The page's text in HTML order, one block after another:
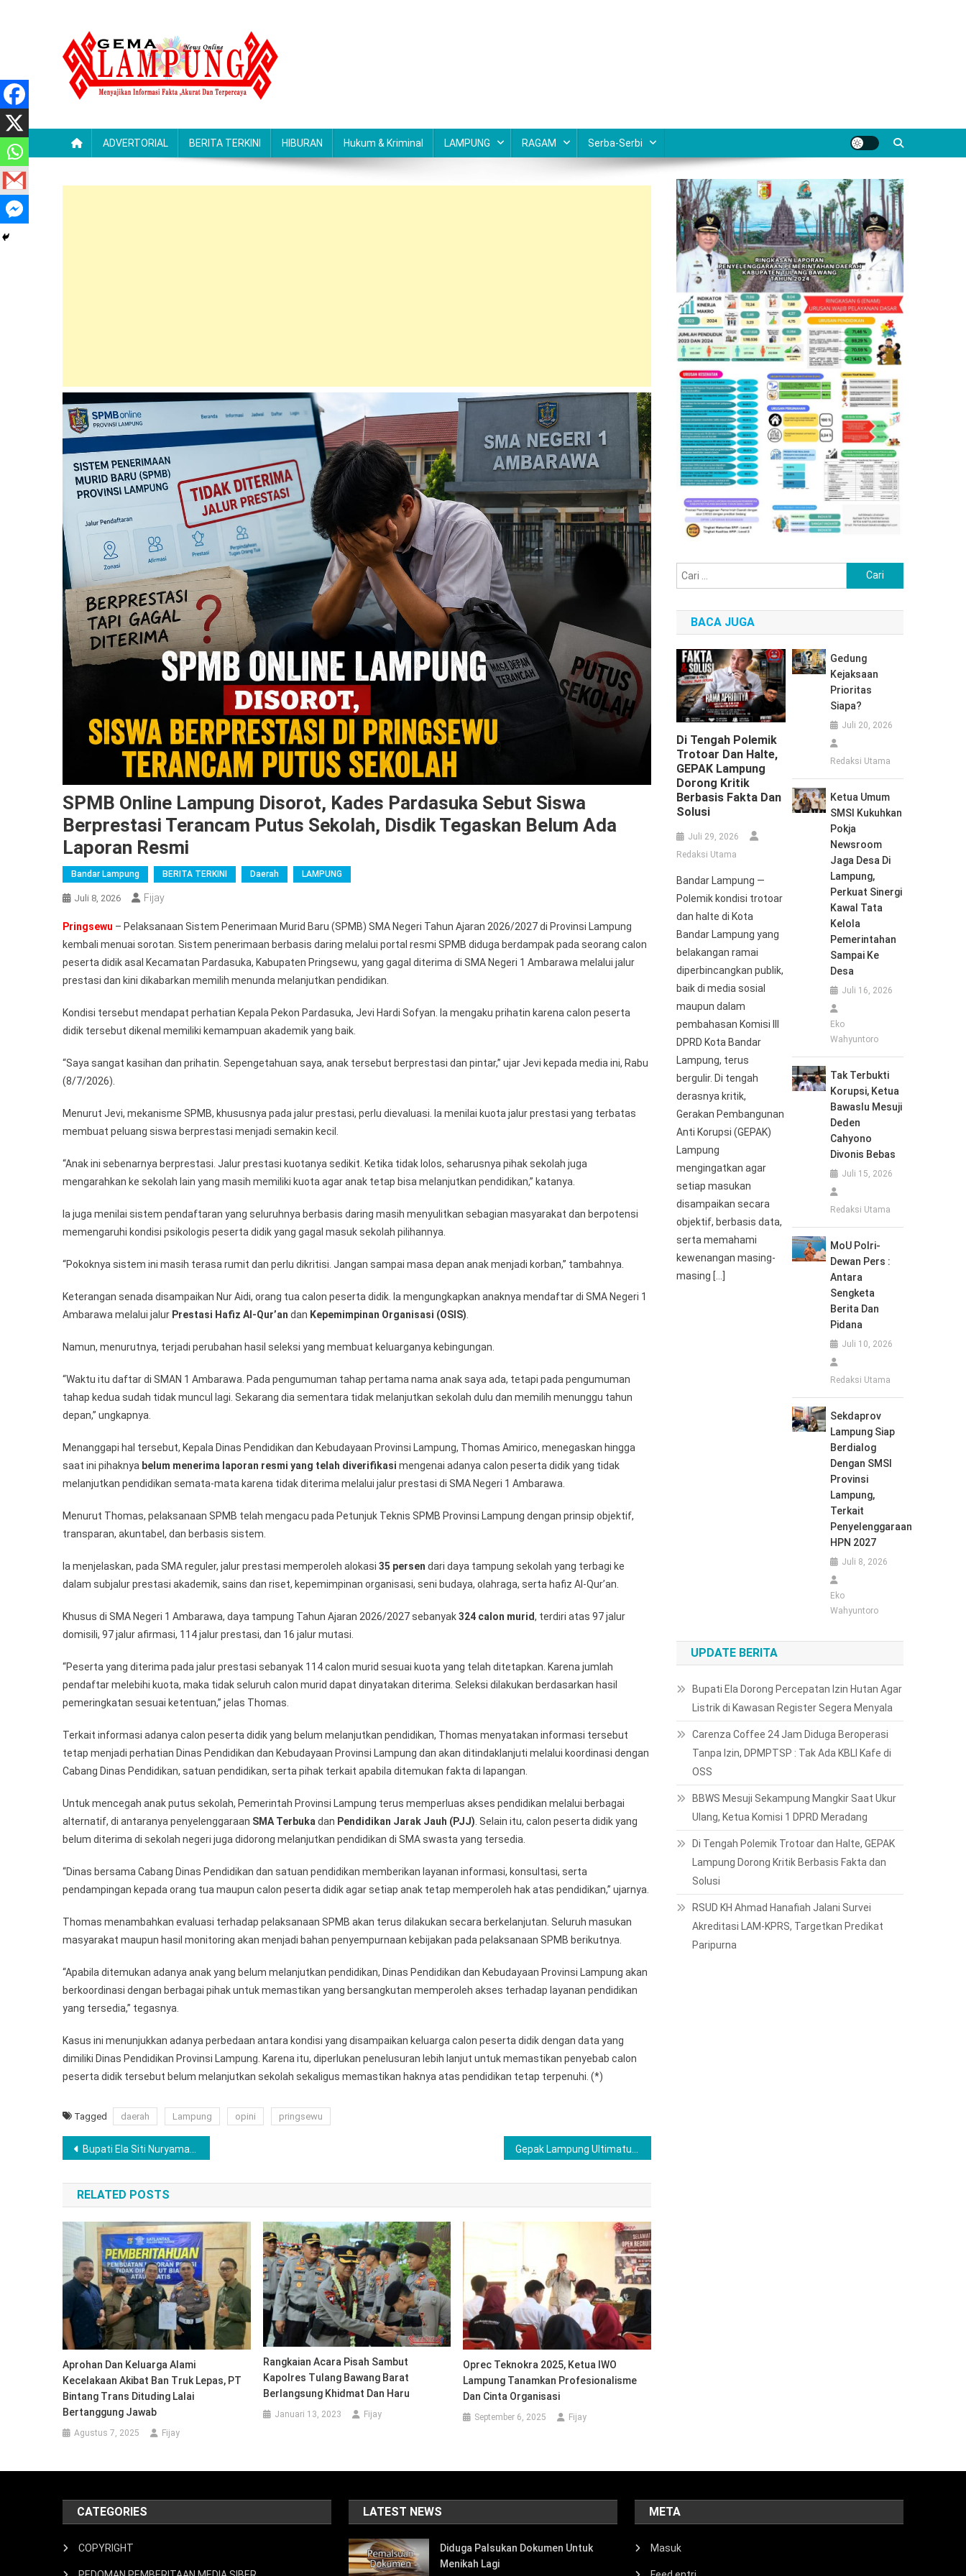
ADVERTORIAL BERITA TERKINI HIBURAN Hukum & Kriminal LAMPUNG RAGAM Serba-Serbi
SPMB Online Lampung Disorot, Kades Pardasuka Sebut Siswa
Berprestasi Terancam Putus Sekolah, Disdik Tegaskan Belum Ada
Laporan Resmi
Bandar Lampung BERITA TERKINI Daerah LAMPUNG
Juli 8, 2026 Fijay
Pringsewu – Pelaksanaan Sistem Penerimaan Murid Baru (SPMB) SMA Negeri Tahun Ajaran 2026/2027 di Provinsi Lampung
kembali menuai sorotan. Sistem penerimaan berbasis daring melalui portal resmi SPMB diduga berdampak pada seorang calon
peserta didik asal Kecamatan Pardasuka, Kabupaten Pringsewu, yang gagal diterima di SMA Negeri 1 Ambarawa melalui jalur
prestasi dan kini dikabarkan memilih menunda melanjutkan pendidikan.
Kondisi tersebut mendapat perhatian Kepala Pekon Pardasuka, Jevi Hardi Sofyan. Ia mengaku prihatin karena calon peserta
didik tersebut dikenal memiliki kemampuan akademik yang baik.
“Saya sangat kasihan dan prihatin. Sepengetahuan saya, anak tersebut berprestasi dan pintar,” ujar Jevi kepada media ini, Rabu
(8/7/2026).
Menurut Jevi, mekanisme SPMB, khususnya pada jalur prestasi, perlu dievaluasi. Ia menilai kuota jalur prestasi yang terbatas
membuat peluang siswa berprestasi menjadi semakin kecil.
“Anak ini sebenarnya berprestasi. Jalur prestasi kuotanya sedikit. Ketika tidak lolos, seharusnya pihak sekolah juga
mengarahkan ke sekolah lain yang masih memiliki kuota agar anak tetap bisa melanjutkan pendidikan,” katanya.
Ia juga menilai sistem pendaftaran yang seluruhnya berbasis daring masih menyulitkan sebagian masyarakat dan berpotensi
memengaruhi kondisi psikologis peserta didik yang gagal masuk sekolah pilihannya.
“Pokoknya sistem ini masih terasa rumit dan perlu dikritisi. Jangan sampai masa depan anak menjadi korban,” tambahnya.
Keterangan senada disampaikan Nur Aidi, orang tua calon peserta didik. Ia mengungkapkan anaknya mendaftar di SMA Negeri 1
Ambarawa melalui jalur Prestasi Hafiz Al-Qur’an dan Kepemimpinan Organisasi (OSIS)
Namun, menurutnya, terjadi perubahan hasil seleksi yang membuat keluarganya kebingungan.
“Waktu itu daftar di SMAN 1 Ambarawa. Pada pengumuman tahap pertama nama anak saya ada, tetapi pada pengumuman
tahap kedua sudah tidak muncul lagi. Sekarang dia sementara tidak melanjutkan sekolah dulu dan memilih menunggu tahun
depan,” ungkapnya.
Menanggapi hal tersebut, Kepala Dinas Pendidikan dan Kebudayaan Provinsi Lampung, Thomas Amirico, menegaskan hingga
saat ini pihaknya belum menerima laporan resmi yang telah diverifikasi mengenai adanya calon peserta didik yang tidak
melanjutkan pendidikan semata-mata karena tidak diterima melalui jalur prestasi di SMA Negeri 1 Ambarawa.
Menurut Thomas, pelaksanaan SPMB telah mengacu pada Petunjuk Teknis SPMB Provinsi Lampung dengan prinsip objektif,
transparan, akuntabel, dan berbasis sistem.
Ia menjelaskan, pada SMA reguler, jalur prestasi memperoleh alokasi 35 persen dari daya tampung sekolah yang terbagi ke
dalam subjalur prestasi akademik, sains dan riset, kepemimpinan organisasi, seni budaya, olahraga, serta hafiz Al-Qur’an.
Khusus di SMA Negeri 1 Ambarawa, daya tampung Tahun Ajaran 2026/2027 sebanyak324 calon murid, terdiri atas 97 jalur
domisili, 97 jalur afirmasi, 114 jalur prestasi, dan 16 jalur mutasi.
“Peserta yang diterima pada jalur prestasi sebanyak 114 calon murid sesuai kuota yang telah ditetapkan. Karena jumlah
pendaftar melebihi kuota, maka tidak seluruh calon murid dapat dinyatakan diterima. Seleksi dilakukan berdasarkan hasil
pemeringkatan sesuai ketentuan,” jelas Thomas.
Terkait informasi adanya calon peserta didik yang belum melanjutkan pendidikan, Thomas menyatakan informasi tersebut
tetap menjadi perhatian Dinas Pendidikan dan Kebudayaan Provinsi Lampung dan akan ditindaklanjuti melalui koordinasi dengan
Cabang Dinas Pendidikan, satuan pendidikan, serta pihak terkait apabila ditemukan fakta di lapangan.
Untuk mencegah anak putus sekolah, Pemerintah Provinsi Lampung terus memperluas akses pendidikan melalui berbagai
alternatif, di antaranya penyelenggaraan SMA Terbuka dan Pendidikan Jarak Jauh (PJJ) . Selain itu, calon peserta didik yang
belum diterima di sekolah negeri juga didorong melanjutkan pendidikan di SMA swasta yang tersedia.
“Dinas bersama Cabang Dinas Pendidikan dan satuan pendidikan memberikan layanan informasi, konsultasi, serta
pendampingan kepada orang tua maupun calon peserta didik agar setiap anak tetap memperoleh hak atas pendidikan,” ujarnya.
Thomas menambahkan evaluasi terhadap pelaksanaan SPMB akan terus dilakukan secara berkelanjutan. Seluruh masukan
masyarakat maupun hasil monitoring akan menjadi bahan penyempurnaan kebijakan pada pelaksanaan SPMB berikutnya.
“Apabila ditemukan adanya anak yang belum melanjutkan pendidikan, Dinas Pendidikan dan Kebudayaan Provinsi Lampung akan
berkoordinasi dengan berbagai pihak untuk memastikan yang bersangkutan memperoleh akses terhadap layanan pendidikan
yang tersedia,” tegasnya.
Kasus ini menunjukkan adanya perbedaan antara kondisi yang disampaikan keluarga calon peserta didik dengan data yang
dimiliki Dinas Pendidikan Provinsi Lampung. Karena itu, diperlukan penelusuran lebih lanjut untuk memastikan penyebab calon
peserta didik tersebut belum melanjutkan sekolah sekaligus memastikan haknya atas pendidikan tetap terpenuhi. (*)
Tagged daerah Lampung opini pringsewu
Navigasi
pos
Bupati Ela Siti Nuryamah Kunjungan Kerja Asosiasi Petani Tembakau Indonesia Lampung Timur
RELATED POSTS
Aprohan Dan Keluarga Alami
Kecelakaan Akibat Ban Truk Lepas, PT
Bintang Trans Dituding Lalai
Bertanggung Jawab
Agustus 7, 2025 Fijay
Rangkaian Acara Pisah Sambut
Kapolres Tulang Bawang Barat
Berlangsung Khidmat Dan Haru
Januari 13, 2023 Fijay
Oprec Teknokra 2025, Ketua IWO
Lampung Tanamkan Profesionalisme
Dan Cinta Organisasi
September 6, 2025 Fijay
untuk:
BACA JUGA
Di Tengah Polemik
Trotoar Dan Halte,
GEPAK Lampung
Dorong Kritik
Berbasis Fakta Dan
Solusi
Juli 29, 2026
Redaksi Utama
Bandar Lampung —
Polemik kondisi trotoar
dan halte di Kota
Bandar Lampung yang
belakangan ramai
diperbincangkan publik,
baik di media sosial
maupun dalam
pembahasan Komisi III
DPRD Kota Bandar
Lampung, terus
bergulir. Di tengah
derasnya kritik,
Gerakan Pembangunan
Anti Korupsi (GEPAK)
Lampung
mengingatkan agar
setiap masukan
disampaikan secara
objektif, berbasis data,
serta memahami
kewenangan masing-
masing […]
Gedung
Kejaksaan
Prioritas
Siapa?
Juli 20, 2026
Redaksi Utama
Ketua Umum
SMSI Kukuhkan
Pokja
Newsroom
Jaga Desa Di
Lampung,
Perkuat Sinergi
Kawal Tata
Kelola
Pemerintahan
Sampai Ke
Desa
Juli 16, 2026
Eko
Wahyuntoro
Tak Terbukti
Korupsi, Ketua
Bawaslu Mesuji
Deden
Cahyono
Divonis Bebas
Juli 15, 2026
Redaksi Utama
MoU Polri-
Dewan Pers :
Antara
Sengketa
Berita Dan
Pidana
Juli 10, 2026
Redaksi Utama
Sekdaprov
Lampung Siap
Berdialog
Dengan SMSI
Provinsi
Lampung,
Terkait
Penyelenggaraan
HPN 2027
Juli 8, 2026
Eko
Wahyuntoro
UPDATE BERITA
Bupati Ela Dorong Percepatan Izin Hutan Agar
Listrik di Kawasan Register Segera Menyala
Carenza Coffee 24 Jam Diduga Beroperasi
Tanpa Izin, DPMPTSP : Tak Ada KBLI Kafe di
OSS
BBWS Mesuji Sekampung Mangkir Saat Ukur
Ulang, Ketua Komisi 1 DPRD Meradang
Di Tengah Polemik Trotoar dan Halte, GEPAK
Lampung Dorong Kritik Berbasis Fakta dan
Solusi
RSUD KH Ahmad Hanafiah Jalani Survei
Akreditasi LAM-KPRS, Targetkan Predikat
Paripurna
CATEGORIES
COPYRIGHT
LATEST NEWS
Diduga Palsukan Dokumen Untuk
Menikah Lagi
META
Masuk